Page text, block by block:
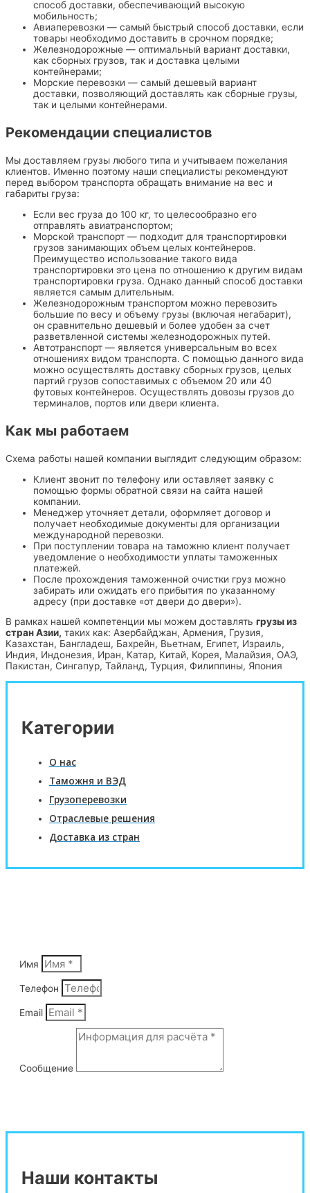
способ доставки, обеспечивающий высокую
мобильность;
Авиаперевозки — самый быстрый способ доставки, если
товары необходимо доставить в срочном порядке;
Железнодорожные — оптимальный вариант доставки,
как сборных грузов, так и доставка целыми
контейнерами;
Морские перевозки — самый дешевый вариант
доставки, позволяющий доставлять как сборные грузы,
так и целыми контейнерами.
Рекомендации специалистов
Мы доставляем грузы любого типа и учитываем пожелания
клиентов. Именно поэтому наши специалисты рекомендуют
перед выбором транспорта обращать внимание на вес и
габариты груза:
Если вес груза до 100 кг, то целесообразно его
отправлять авиатранспортом;
Морской транспорт — подходит для транспортировки
грузов занимающих объем целых контейнеров.
Преимущество использование такого вида
транспортировки это цена по отношению к другим видам
транспортировки груза. Однако данный способ доставки
является самым длительным.
Железнодорожным транспортом можно перевозить
большие по весу и объему грузы (включая негабарит),
он сравнительно дешевый и более удобен за счет
разветвленной системы железнодорожных путей.
Автотранспорт — является универсальным во всех
отношениях видом транспорта. С помощью данного вида
можно осуществлять доставку сборных грузов, целых
партий грузов сопоставимых с объемом 20 или 40
футовых контейнеров. Осуществлять довозы грузов до
терминалов, портов или двери клиента.
Как мы работаем
Схема работы нашей компании выглядит следующим образом:
Клиент звонит по телефону или оставляет заявку с
помощью формы обратной связи на сайта нашей
компании.
Менеджер уточняет детали, оформляет договор и
получает необходимые документы для организации
международной перевозки.
При поступлении товара на таможню клиент получает
уведомление о необходимости уплаты таможенных
платежей.
После прохождения таможенной очистки груз можно
забирать или ожидать его прибытия по указанному
адресу (при доставке «от двери до двери»).
В рамках нашей компетенции мы можем доставлять грузы из
стран Азии, таких как: Азербайджан, Армения, Грузия,
Казахстан, Бангладеш, Бахрейн, Вьетнам, Египет, Израиль,
Индия, Индонезия, Иран, Катар, Китай, Корея, Малайзия, ОАЭ,
Пакистан, Сингапур, Тайланд, Турция, Филиппины, Япония
Категории
О нас
Таможня и ВЭД
Грузоперевозки
Отраслевые решения
Доставка из стран
Имя
Телефон
Email
Сообщение
Наши контакты